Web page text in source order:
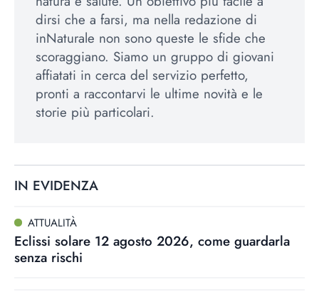
dirsi che a farsi, ma nella redazione di
inNaturale non sono queste le sfide che
scoraggiano. Siamo un gruppo di giovani
affiatati in cerca del servizio perfetto,
pronti a raccontarvi le ultime novità e le
storie più particolari.
IN EVIDENZA
ATTUALITÀ
Eclissi solare 12 agosto 2026, come guardarla
senza rischi